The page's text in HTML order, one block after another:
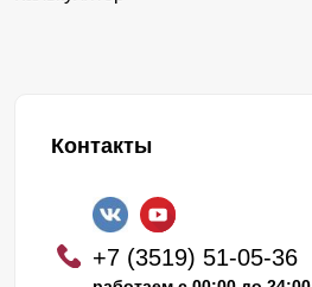
Контакты
+7 (3519) 51-05-36